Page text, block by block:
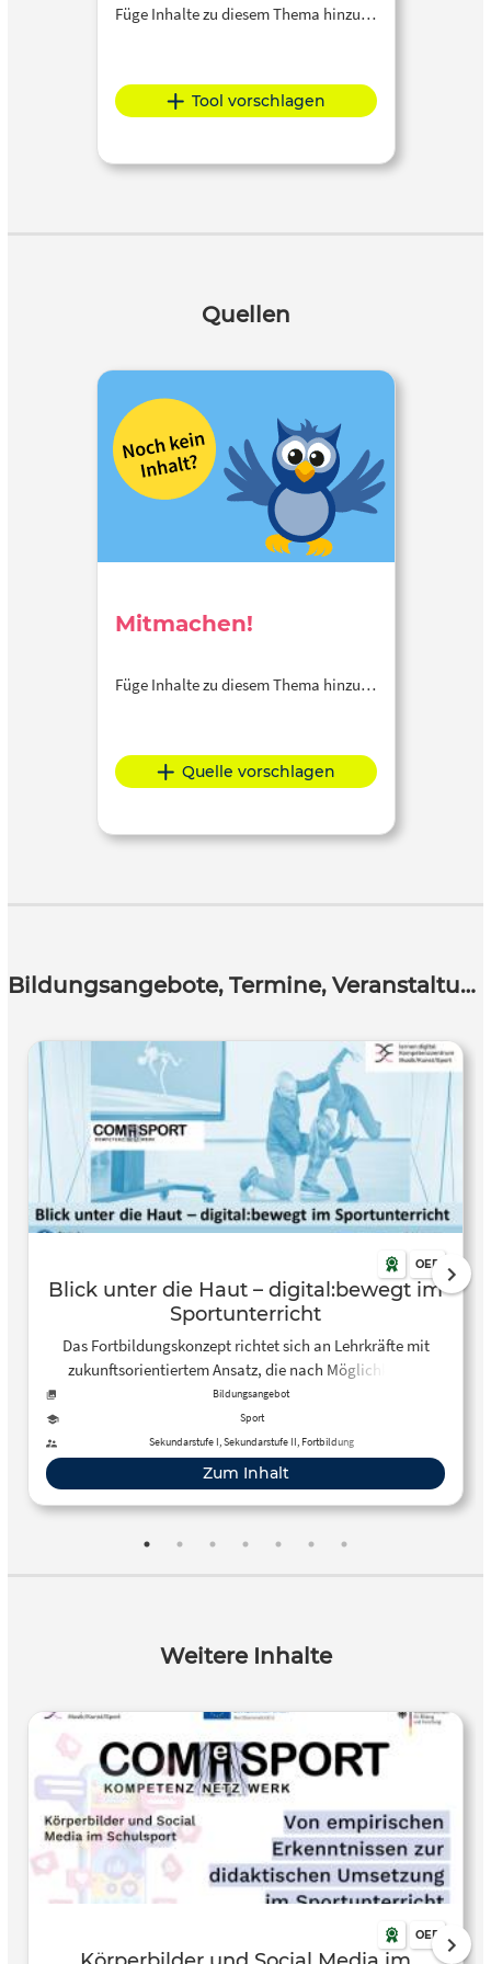
Füge Inhalte zu diesem Thema hinzu…
Tool vorschlagen
Quellen
Mitmachen!
Füge Inhalte zu diesem Thema hinzu…
Quelle vorschlagen
Bildungsangebote, Termine, Veranstaltungen
OER
Blick unter die Haut – digital:bewegt im
Sportunterricht
Das Fortbildungskonzept richtet sich an Lehrkräfte mit
zukunftsorientiertem Ansatz, die nach Möglichkeiten
suchen, Schüler:innen sowohl anatomisches Fachwissen
über den menschlichen Körper als auch
Bewegungserfahrungen zu funktionellen Aspekten der
Gymnastik unter Einsatz digitaler Medien zu vermitteln.
Mithilfe eines fest installierten Motion-Capturing-Systems
an der Deutschen Sporthochschule Köln wurden
Bewegungsabläufe durch Avatare mit muskuloskelettaler
ergänzt das Bewegungslernen auf innovative und
grundlegende Kenntnisse des Motion Captures, zeigt
dessen didaktische Einbindung in die Vermittlung
anatomischen Wissens im Gymnastikunterricht auf und
vermittelt exemplarisch die Konzeption von
Unterrichtsreihen sowie die Gestaltung geeigneter
Lernmaterialien mit dem Einsatz von Motion Capture. Die
Unterrichtsreihe kann mit und ohne Motion-Capture
System durchgeführt werden. Das Materialpaket besteht
aus: Nutzungskonzept, Fortbildungs- und
Unterrichtsmaterialien (Arbeitskarte, Positionskarten,
Bildungsangebot
Sport
Sekundarstufe I, Sekundarstufe II, Fortbildung
Zum Inhalt
Weitere Inhalte
OER